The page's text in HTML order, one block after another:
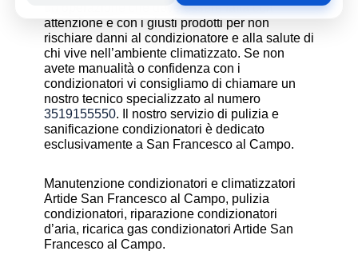
un’operazione che deve essere fatta con
attenzione e con i giusti prodotti per non
rischiare danni al condizionatore e alla salute di
chi vive nell’ambiente climatizzato. Se non
avete manualità o confidenza con i
condizionatori vi consigliamo di chiamare un
nostro tecnico specializzato al numero
3519155550. Il nostro servizio di pulizia e
sanificazione condizionatori è dedicato
esclusivamente a San Francesco al Campo.
Manutenzione condizionatori e climatizzatori
Artide San Francesco al Campo, pulizia
condizionatori, riparazione condizionatori
d’aria, ricarica gas condizionatori Artide San
Francesco al Campo.